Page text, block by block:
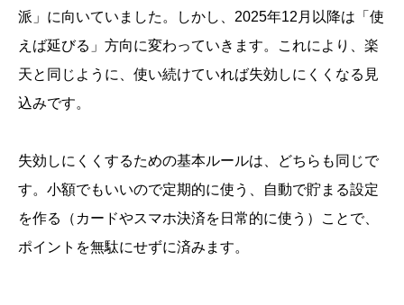
派」に向いていました。しかし、2025年12月以降は「使
えば延びる」方向に変わっていきます。これにより、楽
天と同じように、使い続けていれば失効しにくくなる見
込みです。
失効しにくくするための基本ルールは、どちらも同じで
す。小額でもいいので定期的に使う、自動で貯まる設定
を作る（カードやスマホ決済を日常的に使う）ことで、
ポイントを無駄にせずに済みます。